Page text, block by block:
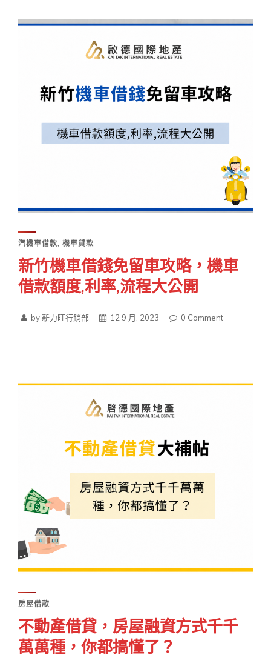
汽機車借款 機車貸款
新竹機車借錢免留車攻略，機車
借款額度,利率,流程大公開
by 新力旺行銷部 12 9 月, 2023 0 Comment
房屋借款
不動產借貸，房屋融資方式千千
萬萬種，你都搞懂了？